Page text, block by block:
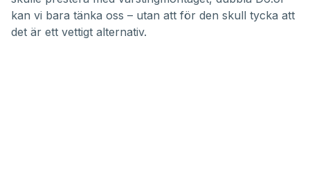
kan vi bara tänka oss – utan att för den skull tycka att
det är ett vettigt alternativ.